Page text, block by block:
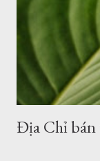
Địa Chỉ bán